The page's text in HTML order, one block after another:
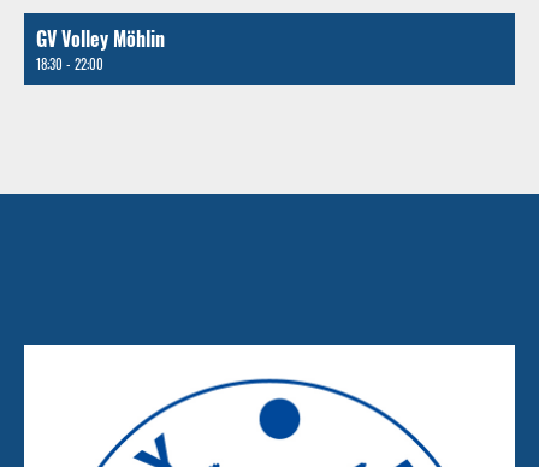
GV Volley Möhlin
18:30 - 22:00